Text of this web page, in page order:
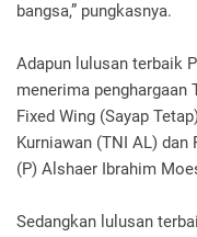
bangsa,” pungkasnya.
Adapun lulusan terbaik
menerima penghargaan
Fixed Wing (Sayap
Kurniawan (TNI AL) dan
(P) Alshaer Ibrahim
Sedangkan lulusan